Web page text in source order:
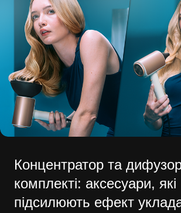
Концентратор та
комплекті: аксесуари, які
підсилюють ефект